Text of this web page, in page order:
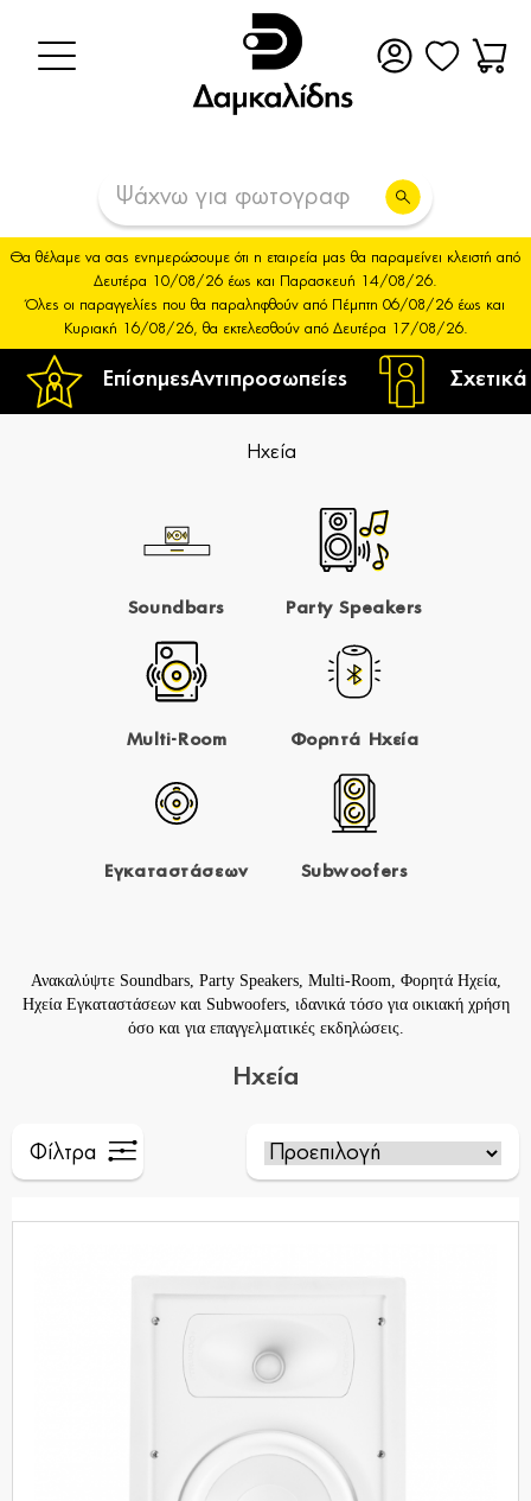
ΕπίσημεςΑντιπροσωπείες
Θα θέλαμε να σας ενημερώσουμε ότι η εταιρεία μας θα παραμείνει κλειστή από
Δευτέρα 10/08/26 έως και Παρασκευή 14/08/26.
Όλες οι παραγγελίες που θα παραληφθούν από Πέμπτη 06/08/26 έως και
Κυριακή 16/08/26, θα εκτελεσθούν από Δευτέρα 17/08/26.
Ηχεία
Soundbars Party Speakers
Multi-Room Φορητά Ηχεία
Εγκαταστάσεων Subwoofers
Ανακαλύψτε Soundbars, Party Speakers, Multi-Room Φορητά Ηχεία,
Ηχεία Εγκαταστάσεωνκαι Subwoofers, ιδανικά τόσο για οικιακή χρήση
όσο και για επαγγελματικές εκδηλώσεις.
Ηχεία
Φίλτρα